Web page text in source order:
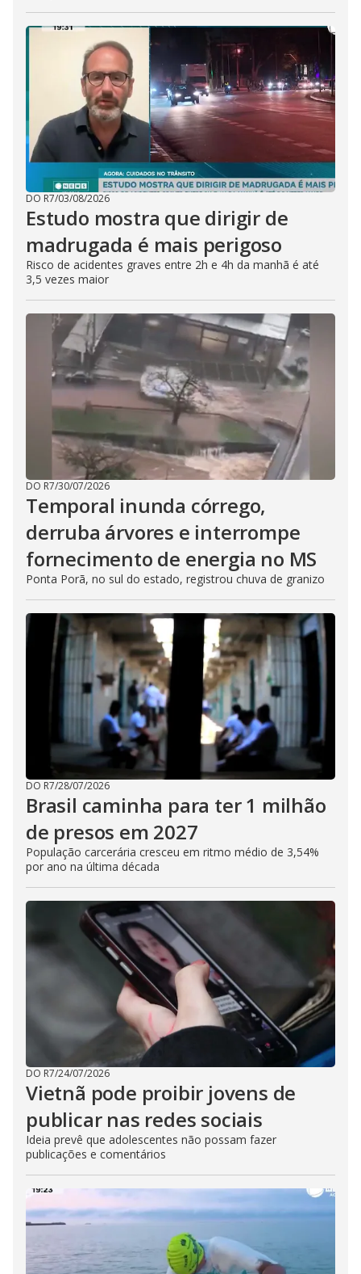
DO R7/03/08/2026
Estudo mostra que dirigir de
madrugada é mais perigoso
Risco de acidentes graves entre 2h e 4h da manhã é até
3,5 vezes maior
DO R7/30/07/2026
Temporal inunda córrego,
derruba árvores e interrompe
fornecimento de energia no MS
Ponta Porã, no sul do estado, registrou chuva de granizo
DO R7/28/07/2026
Brasil caminha para ter 1 milhão
de presos em 2027
População carcerária cresceu em ritmo médio de 3,54%
por ano na última década
DO R7/24/07/2026
Vietnã pode proibir jovens de
publicar nas redes sociais
Ideia prevê que adolescentes não possam fazer
publicações e comentários